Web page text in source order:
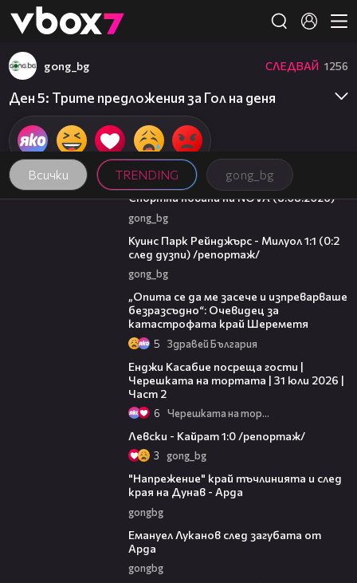
👾
Всички TRENDING gong_bg
gong_bg СЛЕДВАЙ 1256
Ден 5: Трите предложения за Гол на деня
04:09
Спортни новини на NOVA (8.08.2026)
gong_bg
Куинс Парк Рейнджърс - Милуол 1:1 (0:2
след дузпи) /репортаж/
gong_bg
„Опита се да ме засече и изпреварваше
безразсъдно“: Очевидец за
катастрофата край Шереметя
5 Здравей България
Енджи Касабие посреща гости |
Черешката на тортата | 31 юли 2026 |
Част 2
6 Черешката на тортата
Левски - Кайрат 1:0 /репортаж/
3 gong_bg
"Напрежение" край тъчлинията и след
края на Дунав - Арда
gongbg
Емануел Луканов след загубата от
Арда
gongbg